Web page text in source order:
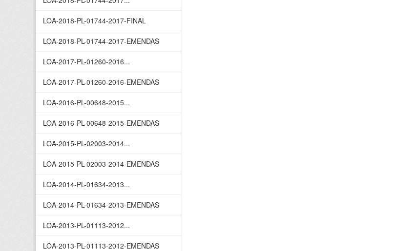
LOA-2018-PL-01744-2017-FINAL
LOA-2018-PL-01744-2017-EMENDAS
LOA-2017-PL-01260-2016...
LOA-2017-PL-01260-2016-EMENDAS
LOA-2016-PL-00648-2015...
LOA-2016-PL-00648-2015-EMENDAS
LOA-2015-PL-02003-2014...
LOA-2015-PL-02003-2014-EMENDAS
LOA-2014-PL-01634-2013...
LOA-2014-PL-01634-2013-EMENDAS
LOA-2013-PL-01113-2012...
LOA-2013-PL-01113-2012-EMENDAS